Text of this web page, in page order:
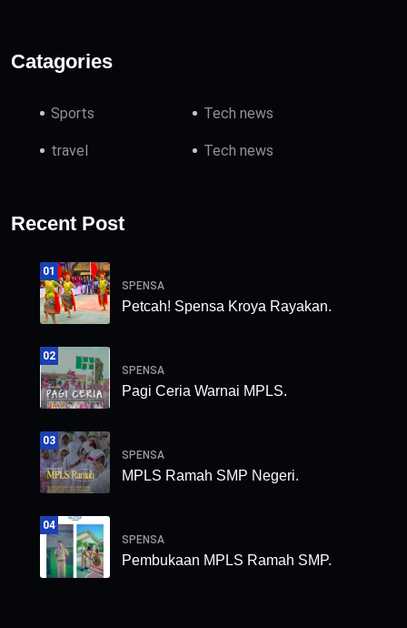
Catagories
Sports Tech news
travel Tech news
Recent Post
01
SPENSA
Petcah! Spensa Kroya Rayakan.
02
SPENSA
Pagi Ceria Warnai MPLS.
03
SPENSA
MPLS Ramah SMP Negeri.
04
SPENSA
Pembukaan MPLS Ramah SMP.